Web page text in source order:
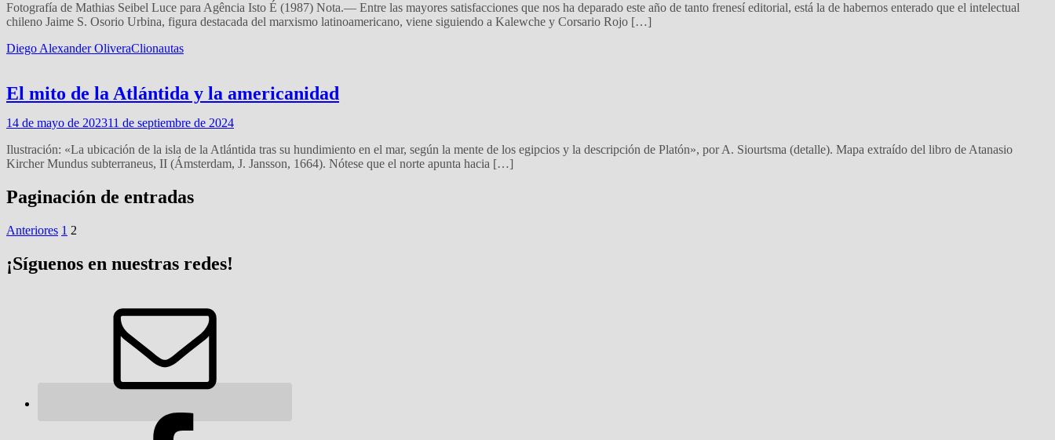
Fotografía de Mathias Seibel Luce para Agência Isto É (1987) Nota.— Entre las mayores satisfacciones que nos ha deparado este año de tanto frenesí editorial, está la de habernos enterado que el intelectual
chileno Jaime S. Osorio Urbina, figura destacada del marxismo latinoamericano, viene siguiendo a Kalewche y Corsario Rojo […]
Diego Alexander OliveraClionautas
El mito de la Atlántida y la americanidad
14 de mayo de 202311 de septiembre de 2024
Ilustración: «La ubicación de la isla de la Atlántida tras su hundimiento en el mar, según la mente de los egipcios y la descripción de Platón», por A. Siourtsma (detalle). Mapa extraído del libro de Atanasio
Kircher Mundus subterraneus, II (Ámsterdam, J. Jansson, 1664). Nótese que el norte apunta hacia […]
Paginación de entradas
Anteriores 1 2
¡Síguenos en nuestras redes!